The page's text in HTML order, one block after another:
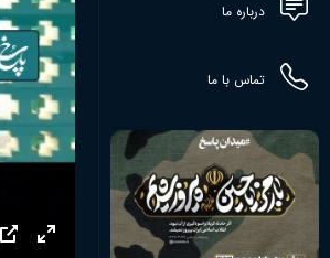
درباره ما
تماس با ما